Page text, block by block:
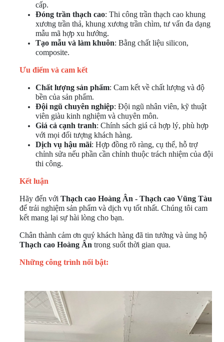
cấp.
Đóng trần thạch cao: Thi công trần thạch cao khung
xương trần thả, khung xương trần chìm, tư vấn đa dạng
mẫu mã hợp xu hướng.
Tạo mẫu và làm khuôn: Bằng chất liệu silicon,
composite.
Ưu điểm và cam kết
Chất lượng sản phẩm: Cam kết về chất lượng và độ
bền của sản phẩm.
Đội ngũ chuyên nghiệp: Đội ngũ nhân viên, kỹ thuật
viên giàu kinh nghiệm và chuyên môn.
Giá cả cạnh tranh: Chính sách giá cả hợp lý, phù hợp
với mọi đối tượng khách hàng.
Dịch vụ hậu mãi: Hợp đồng rõ ràng, cụ thể, hỗ trợ
chỉnh sửa nếu phần cần chỉnh thuộc trách nhiệm của đội
thi công.
Kết luận
Hãy đến với Thạch cao Hoàng Ân - Thạch cao Vũng Tàu
để trải nghiệm sản phẩm và dịch vụ tốt nhất. Chúng tôi cam
kết mang lại sự hài lòng cho bạn.
Chân thành cảm ơn quý khách hàng đã tin tưởng và ủng hộ
Thạch cao Hoàng Ân trong suốt thời gian qua.
Những công trình nổi bật: